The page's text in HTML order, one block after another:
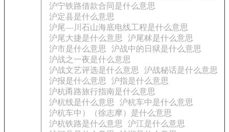
沪宁铁路借款合同是什么意思
沪定县是什么意思
沪尾—川石山海底电线工程是什么意思
沪尾大捷是什么意思
沪尾秫是什么意思
沪市是什么意思
沪战中的日狱是什么意思
沪战之一夜是什么意思
沪战文艺评选是什么意思
沪战秘话是什么意思
沪报是什么意思
沪指是什么意思
沪杭甬路旅行指南是什么意思
沪杭线是什么意思
沪杭车中是什么意思
沪杭车中）（徐志摩）是什么意思
沪杭铁路是什么意思
沪江是什么意思